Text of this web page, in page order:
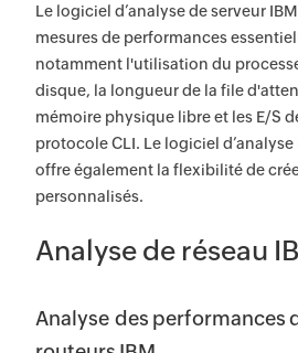
Le logiciel d’analyse de serveur
mesures de performances
notamment l'utilisation du
disque, la longueur de la file
mémoire physique libre et les E/S
protocole CLI. Le logiciel
offre également la flexibilité de
personnalisés.
Analyse de réseau
Analyse des performances